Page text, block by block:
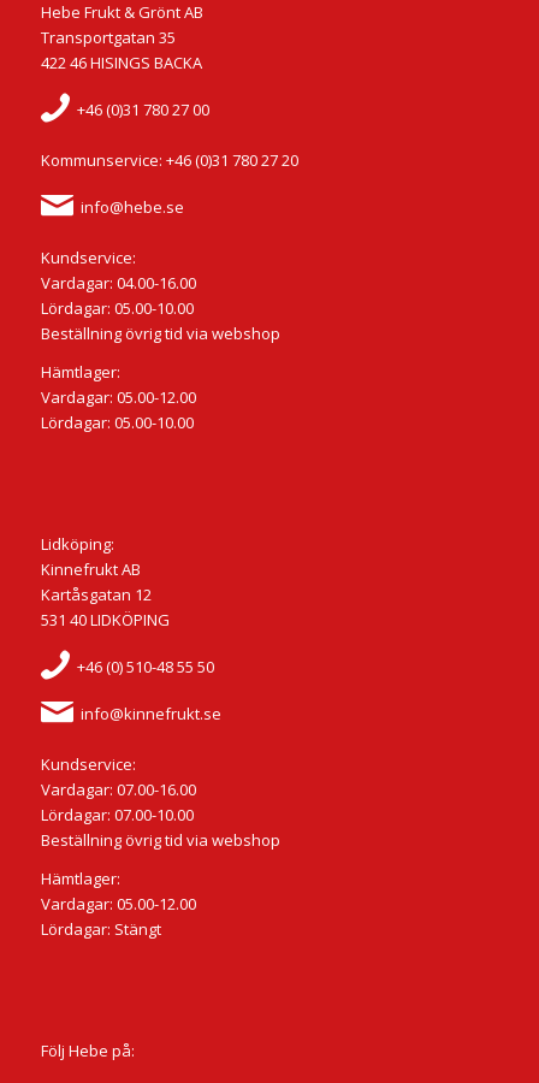
Hebe Frukt & Grönt AB
Transportgatan 35
422 46 HISINGS BACKA
+46 (0)31 780 27 00
Kommunservice: +46 (0)31 780 27 20
info@hebe.se
Kundservice:
Vardagar: 04.00-16.00
Lördagar: 05.00-10.00
Beställning övrig tid via webshop
Hämtlager:
Vardagar: 05.00-12.00
Lördagar: 05.00-10.00
Lidköping:
Kinnefrukt AB
Kartåsgatan 12
531 40 LIDKÖPING
+46 (0) 510-48 55 50
info@kinnefrukt.se
Kundservice:
Vardagar: 07.00-16.00
Lördagar: 07.00-10.00
Beställning övrig tid via webshop
Hämtlager:
Vardagar: 05.00-12.00
Lördagar: Stängt
Följ Hebe på: